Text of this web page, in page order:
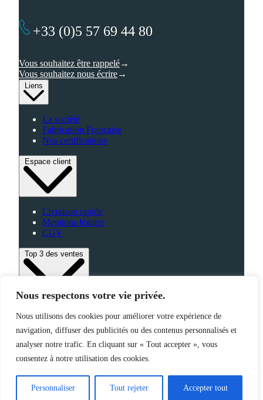
Nous respectons votre vie privée.
Nous utilisons des cookies pour améliorer votre expérience de
navigation, diffuser des publicités ou des contenus personnalisés et
analyser notre trafic. En cliquant sur « Tout accepter », vous
consentez à notre utilisation des cookies.
Personnaliser Tout rejeter Accepter tout
Liens
La société
Fabrication Française
Nos certifications
Espace client
Livraison rapide
Mentions légales
CGV
Top 3 des ventes
High-Tech
Fabriqué en France
+33 (0)5 57 69 44 80
Vous souhaitez être rappelé
Vous souhaitez nous écrire
©2025 Jemapub – Tous droits réservés